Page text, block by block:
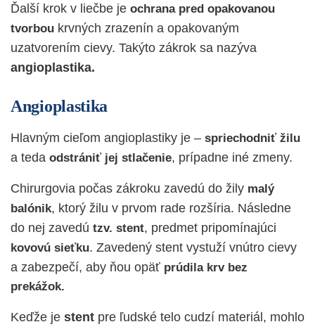
Ďalší krok v liečbe je ochrana pred opakovanou
tvorbou krvných zrazenín a opakovaným
uzatvorením cievy. Takýto zákrok sa nazýva
angioplastika.
Angioplastika
Hlavným cieľom angioplastiky je – spriechodniť žilu
a teda odstrániť jej stlačenie, prípadne iné zmeny.
Chirurgovia počas zákroku zavedú do žily malý
balónik, ktorý žilu v prvom rade rozšíria. Následne
do nej zavedú tzv. stent, predmet pripomínajúci
kovovú sieťku. Zavedený stent vystuží vnútro cievy
a zabezpečí, aby ňou opäť prúdila krv bez
prekážok.
Keďže je stent pre ľudské telo cudzí materiál, mohlo